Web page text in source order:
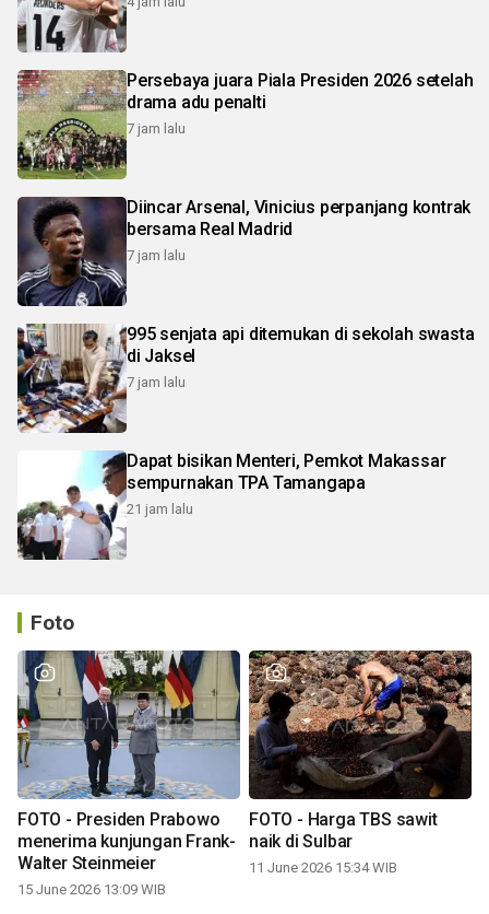
Persebaya juara Piala Presiden 2026 setelah
drama adu penalti
7 jam lalu
Diincar Arsenal, Vinicius perpanjang kontrak
bersama Real Madrid
7 jam lalu
995 senjata api ditemukan di sekolah swasta
di Jaksel
7 jam lalu
Dapat bisikan Menteri, Pemkot Makassar
sempurnakan TPA Tamangapa
21 jam lalu
Foto
FOTO - Presiden Prabowo
menerima kunjungan Frank-
Walter Steinmeier
15 June 2026 13:09 WIB
FOTO - Harga TBS sawit
naik di Sulbar
11 June 2026 15:34 WIB